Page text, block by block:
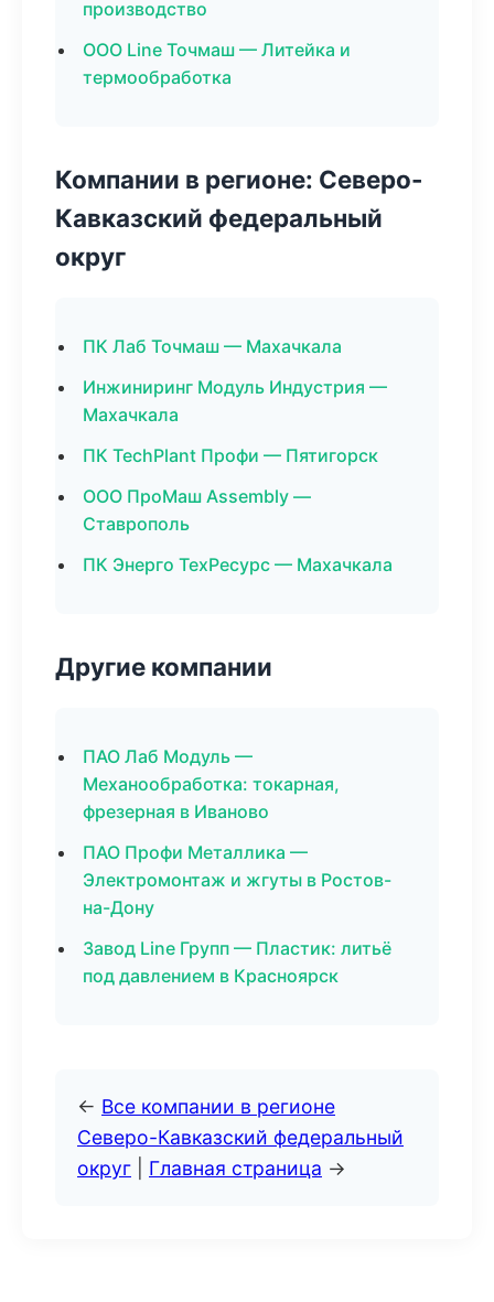
производство
ООО Line Точмаш — Литейка и
термообработка
Компании в регионе: Северо-
Кавказский федеральный
округ
ПК Лаб Точмаш — Махачкала
Инжиниринг Модуль Индустрия —
Махачкала
ПК TechPlant Профи — Пятигорск
ООО ПроМаш Assembly —
Ставрополь
ПК Энерго ТехРесурс — Махачкала
Другие компании
ПАО Лаб Модуль —
Механообработка: токарная,
фрезерная в Иваново
ПАО Профи Металлика —
Электромонтаж и жгуты в Ростов-
на-Дону
Завод Line Групп — Пластик: литьё
под давлением в Красноярск
← Все компании в регионе
Северо-Кавказский федеральный
округ
Главная страница →